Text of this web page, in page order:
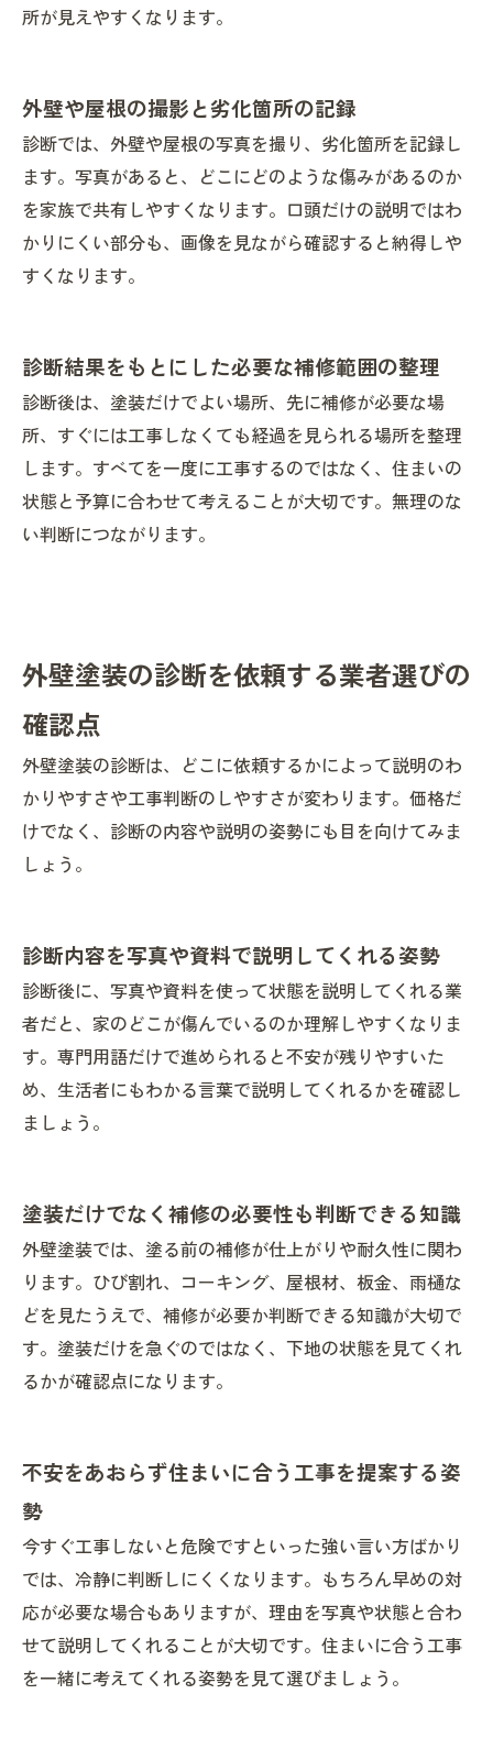
所が見えやすくなります。
外壁や屋根の撮影と劣化箇所の記録
診断では、外壁や屋根の写真を撮り、劣化箇所を記録し
ます。写真があると、どこにどのような傷みがあるのか
を家族で共有しやすくなります。口頭だけの説明ではわ
かりにくい部分も、画像を見ながら確認すると納得しや
すくなります。
診断結果をもとにした必要な補修範囲の整理
診断後は、塗装だけでよい場所、先に補修が必要な場
所、すぐには工事しなくても経過を見られる場所を整理
します。すべてを一度に工事するのではなく、住まいの
状態と予算に合わせて考えることが大切です。無理のな
い判断につながります。
外壁塗装の診断を依頼する業者選びの
確認点
外壁塗装の診断は、どこに依頼するかによって説明のわ
かりやすさや工事判断のしやすさが変わります。価格だ
けでなく、診断の内容や説明の姿勢にも目を向けてみま
しょう。
診断内容を写真や資料で説明してくれる姿勢
診断後に、写真や資料を使って状態を説明してくれる業
者だと、家のどこが傷んでいるのか理解しやすくなりま
す。専門用語だけで進められると不安が残りやすいた
め、生活者にもわかる言葉で説明してくれるかを確認し
ましょう。
塗装だけでなく補修の必要性も判断できる知識
外壁塗装では、塗る前の補修が仕上がりや耐久性に関わ
ります。ひび割れ、コーキング、屋根材、板金、雨樋な
どを見たうえで、補修が必要か判断できる知識が大切で
す。塗装だけを急ぐのではなく、下地の状態を見てくれ
るかが確認点になります。
不安をあおらず住まいに合う工事を提案する姿
勢
今すぐ工事しないと危険ですといった強い言い方ばかり
では、冷静に判断しにくくなります。もちろん早めの対
応が必要な場合もありますが、理由を写真や状態と合わ
せて説明してくれることが大切です。住まいに合う工事
を一緒に考えてくれる姿勢を見て選びましょう。